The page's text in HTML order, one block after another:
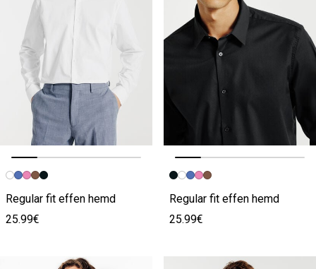
Vorige afbeelding
Volgende beeld
Regular fit effen hemd
25.99€
Vorige afbeelding
Volgende beeld
Regular fit effen hemd
25.99€